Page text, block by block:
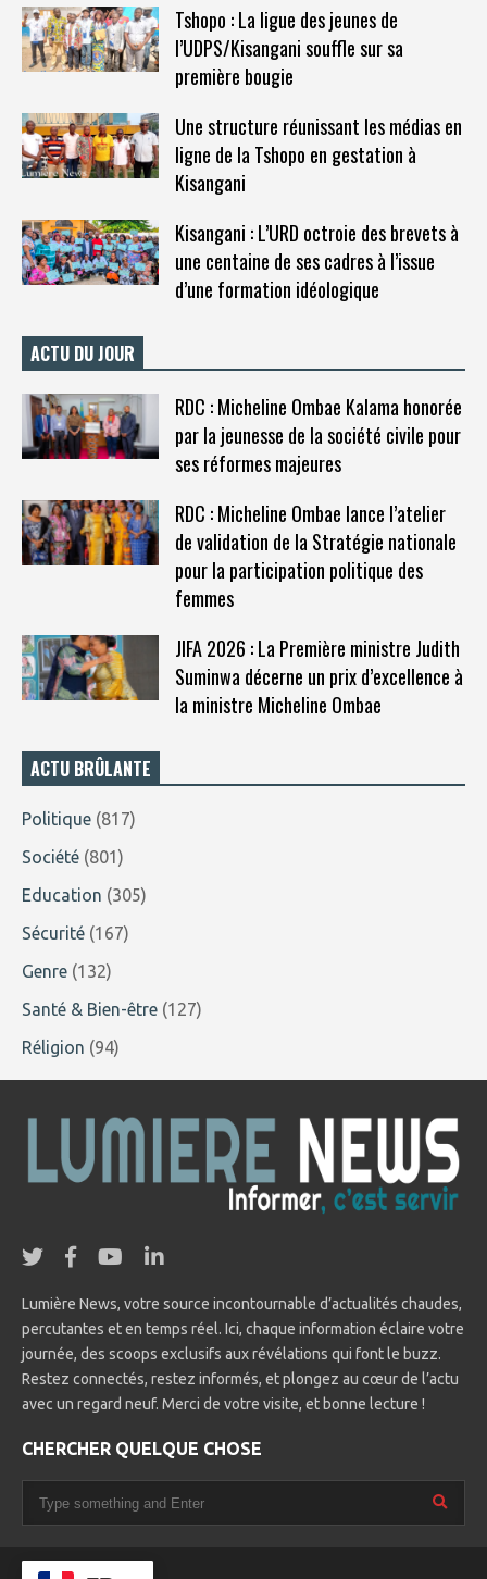
Tshopo : La ligue des jeunes de
l’UDPS/Kisangani souffle sur sa
première bougie
Une structure réunissant les médias en
ligne de la Tshopo en gestation à
Kisangani
Kisangani : L’URD octroie des brevets à
une centaine de ses cadres à l’issue
d’une formation idéologique
ACTU DU JOUR
RDC : Micheline Ombae Kalama honorée
par la jeunesse de la société civile pour
ses réformes majeures
RDC : Micheline Ombae lance l’atelier
de validation de la Stratégie nationale
pour la participation politique des
femmes
JIFA 2026 : La Première ministre Judith
Suminwa décerne un prix d’excellence à
la ministre Micheline Ombae
ACTU BRÛLANTE
Politique (817)
Société (801)
Education (305)
Sécurité (167)
Genre (132)
Santé & Bien-être (127)
Réligion (94)
Lumière News, votre source incontournable d’actualités chaudes,
percutantes et en temps réel. Ici, chaque information éclaire votre
journée, des scoops exclusifs aux révélations qui font le buzz.
Restez connectés, restez informés, et plongez au cœur de l’actu
avec un regard neuf. Merci de votre visite, et bonne lecture !
CHERCHER QUELQUE CHOSE